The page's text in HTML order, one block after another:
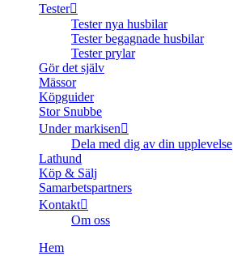
Tester
Tester nya husbilar
Tester begagnade husbilar
Tester prylar
Gör det själv
Mässor
Köpguider
Stor Snubbe
Under markisen
Dela med dig av din upplevelse
Lathund
Köp & Sälj
Samarbetspartners
Kontakt
Om oss
Hem